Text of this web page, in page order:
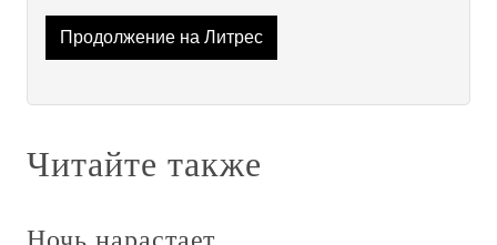
Продолжение на Литрес
Читайте также